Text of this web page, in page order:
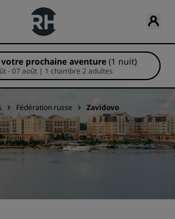
votre prochaine aventure (1 nuit)
06 août - 07 août | 1 chambre 2 adultes
Fédération russe Zavidovo